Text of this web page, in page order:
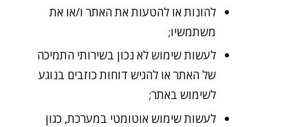
להונות או להטעות את האתר ו/או את
משתמשיו;
לעשות שימוש לא נכון בשירותי התמיכה
של האתר או להגיש דוחות כוזבים בנוגע
לשימוש באתר;
לעשות שימוש אוטומטי במערכת, כגון